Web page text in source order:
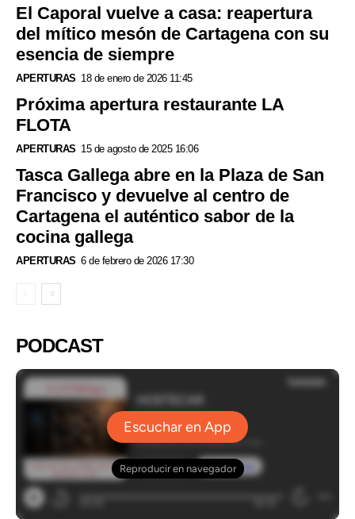
El Caporal vuelve a casa: reapertura
del mítico mesón de Cartagena con su
esencia de siempre
APERTURAS 18 de enero de 2026 11:45
Próxima apertura restaurante LA
FLOTA
APERTURAS 15 de agosto de 2025 16:06
Tasca Gallega abre en la Plaza de San
Francisco y devuelve al centro de
Cartagena el auténtico sabor de la
cocina gallega
APERTURAS 6 de febrero de 2026 17:30
PODCAST